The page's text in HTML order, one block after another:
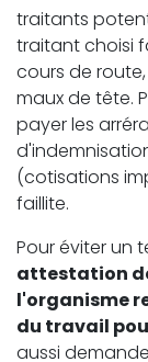
traitants
traitant choisi
cours de
maux de tête.
payer les
(cotisations
faillite.
Pour éviter un
attestation
l'organisme
du travail
aussi